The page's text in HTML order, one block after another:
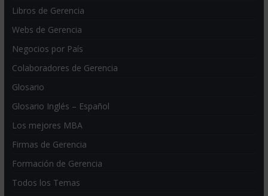
Libros de Gerencia
Webs de Gerencia
Negocios por País
Colaboradores de Gerencia
Glosario
Glosario Inglés – Español
Los mejores MBA
Firmas de Gerencia
Formación de Gerencia
Todos los Temas